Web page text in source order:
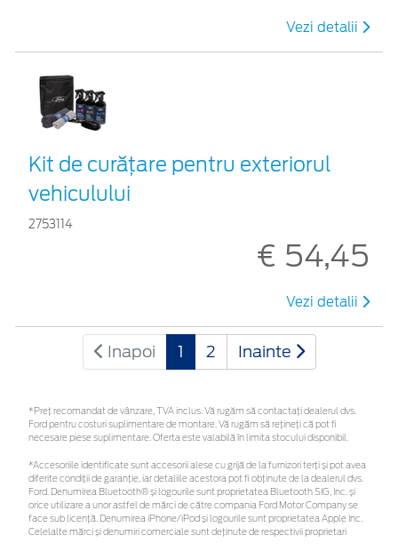
Vezi detalii
Kit de curățare pentru exteriorul
vehiculului
2753114
€ 54,45
Vezi detalii
Inapoi 1 2 Inainte
*Preţ recomandat de vânzare, TVA inclus. Vă rugăm să contactaţi dealerul dvs.
Ford pentru costuri suplimentare de montare. Vă rugăm să rețineți că pot fi
necesare piese suplimentare. Oferta este valabilă în limita stocului disponibil.
*Accesoriile identificate sunt accesorii alese cu grijă de la furnizori terți și pot avea
diferite condiții de garanție, iar detaliile acestora pot fi obținute de la dealerul dvs.
Ford. Denumirea Bluetooth® și logourile sunt proprietatea Bluetooth SIG, Inc. și
orice utilizare a unor astfel de mărci de către compania Ford Motor Company se
face sub licență. Denumirea iPhone/iPod și logourile sunt proprietatea Apple Inc.
Celelalte mărci și denumiri comerciale sunt deținute de respectivii proprietari